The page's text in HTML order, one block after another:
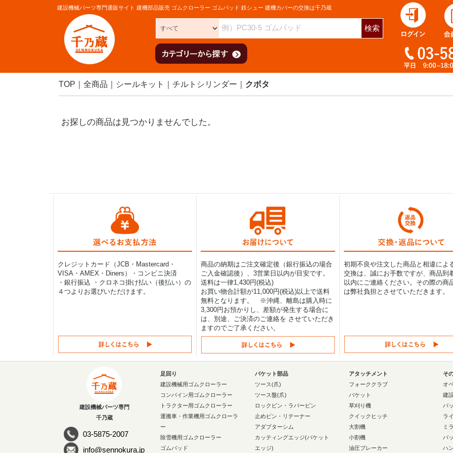
建設機械パーツ専門通販サイト 建機部品販売 ゴムクローラー ゴムパッド 鉄シュー 建機カバーの交換は千乃蔵
検索
TOP 全商品 シールキット チルトシリンダー クボタ
お探しの商品は見つかりませんでした。
クレジットカード（JCB・Mastercard・
VISA・AMEX・Diners）・コンビニ決済
・銀行振込 ・クロネコ掛け払い（後払い）の
４つよりお選びいただけます。
商品の納期はご注文確定後（銀行振込の場合
ご入金確認後）、3営業日以内が目安です。
送料は一律1,430円(税込)
お買い物合計額が11,000円(税込)以上で送料
無料となります。 ※沖縄、離島は購入時に
3,300円お預かりし、差額が発生する場合に
は、別途、ご決済のご連絡を させていただき
ますのでご了承ください。
初期不良や注文した商品と相違によ
交換は、誠にお手数ですが、商品到
以内にご連絡ください。その際の商
は弊社負担とさせていただきます。
建設機械パーツ専門
千乃蔵
03-5875-2007
info@sennokura.jp
足回り
建設機械用ゴムクローラー
コンバイン用ゴムクローラー
トラクター用ゴムクローラー
運搬車・作業機用ゴムクローラ
ー
除雪機用ゴムクローラー
ゴムパッド
バケット部品
ツース(爪)
ツース盤(爪)
ロックピン・ラバーピン
止めピン・リテーナー
アダプターシム
カッティングエッジ(バケット
エッジ)
アタッチメント
フォーククラブ
バケット
草刈り機
クイックヒッチ
大割機
小割機
油圧ブレーカー
そ
オ
建
バ
ラ
ミ
バ
ハ